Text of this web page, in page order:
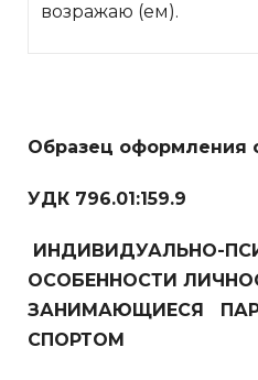
возражаю (ем).
Образец оформления
УДК 796.01:159.9
ИНДИВИДУАЛЬНО-
ОСОБЕННОСТИ
ЗАНИМАЮЩИЕСЯ
СПОРТОМ